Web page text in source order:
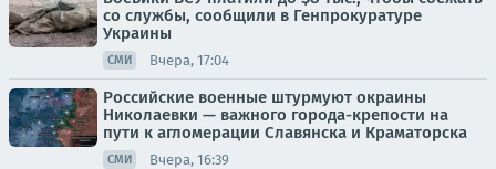
со службы, сообщили в Генпрокуратуре
Украины
СМИ Вчера, 17:04
Российские военные штурмуют окраины
Николаевки — важного города-крепости на
пути к агломерации Славянска и Краматорска
СМИ Вчера, 16:39